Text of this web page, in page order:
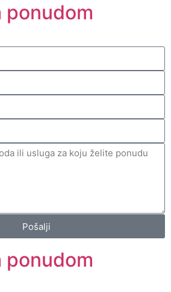
ponudom
Pošalji
ponudom